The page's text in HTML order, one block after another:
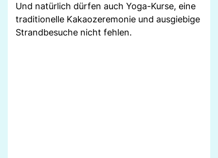
Und natürlich dürfen auch Yoga-Kurse, eine
traditionelle Kakaozeremonie und ausgiebige
Strandbesuche nicht fehlen.